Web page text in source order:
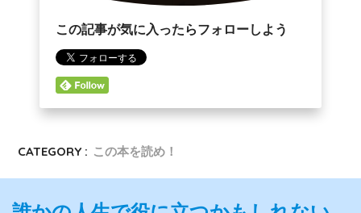
この記事が気に入ったらフォローしよう
CATEGORY : この本を読め！